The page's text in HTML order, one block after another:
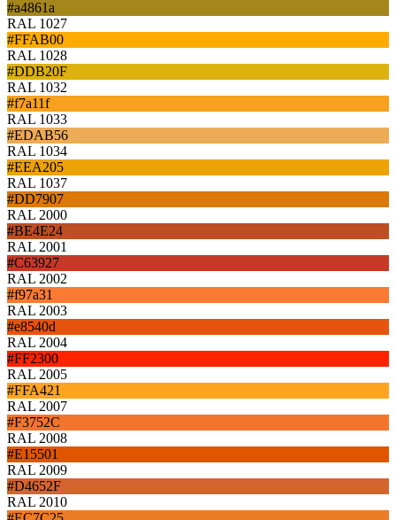
#a4861a
RAL 1027
#FFAB00
RAL 1028
#DDB20F
RAL 1032
#f7a11f
RAL 1033
#EDAB56
RAL 1034
#EEA205
RAL 1037
#DD7907
RAL 2000
#BE4E24
RAL 2001
#C63927
RAL 2002
#f97a31
RAL 2003
#e8540d
RAL 2004
#FF2300
RAL 2005
#FFA421
RAL 2007
#F3752C
RAL 2008
#E15501
RAL 2009
#D4652F
RAL 2010